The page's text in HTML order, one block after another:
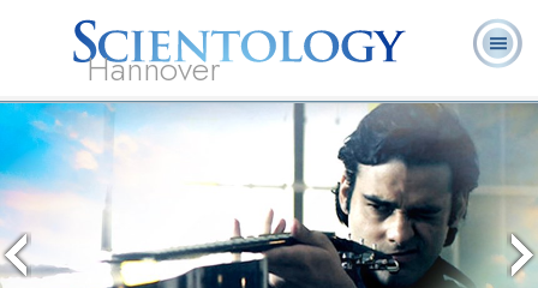
Hannover
L. Ron
Hubbard
Scientology?
Ehrenamtliche
Geistliche
Häufig gestellte
Fragen